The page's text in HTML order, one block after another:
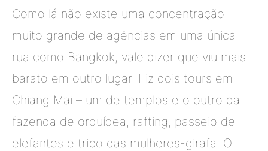
Como lá não existe uma concentração
muito grande de agências em uma única
rua como Bangkok, vale dizer que viu mais
barato em outro lugar. Fiz dois tours em
Chiang Mai – um de templos e o outro da
fazenda de orquídea, rafting, passeio de
elefantes e tribo das mulheres-girafa. O